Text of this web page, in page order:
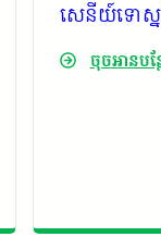
សេនីយ៍​ទោស្ន
ណែនាំ​ការ
អធិការ​រងន
ចុចអានបន្